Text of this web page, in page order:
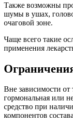
Также возможны
шумы в ушах,
очаговой зоне.
Чаще всего такие
применения
Вне зависимости от
гормональная или
средство при
компонентов